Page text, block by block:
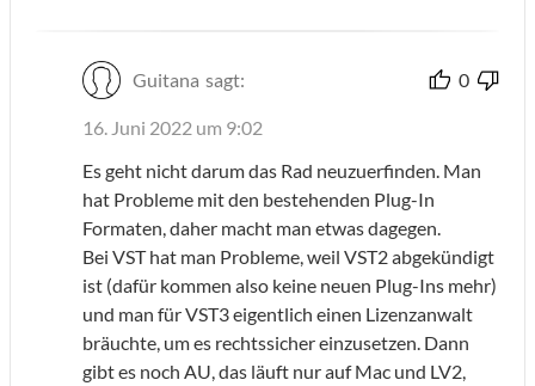
Guitana sagt: 0
16. Juni 2022 um 9:02
Es geht nicht darum das Rad neuzuerfinden. Man
hat Probleme mit den bestehenden Plug-In
Formaten, daher macht man etwas dagegen.
Bei VST hat man Probleme, weil VST2 abgekündigt
ist (dafür kommen also keine neuen Plug-Ins mehr)
und man für VST3 eigentlich einen Lizenzanwalt
bräuchte, um es rechtssicher einzusetzen. Dann
gibt es noch AU, das läuft nur auf Mac und LV2,